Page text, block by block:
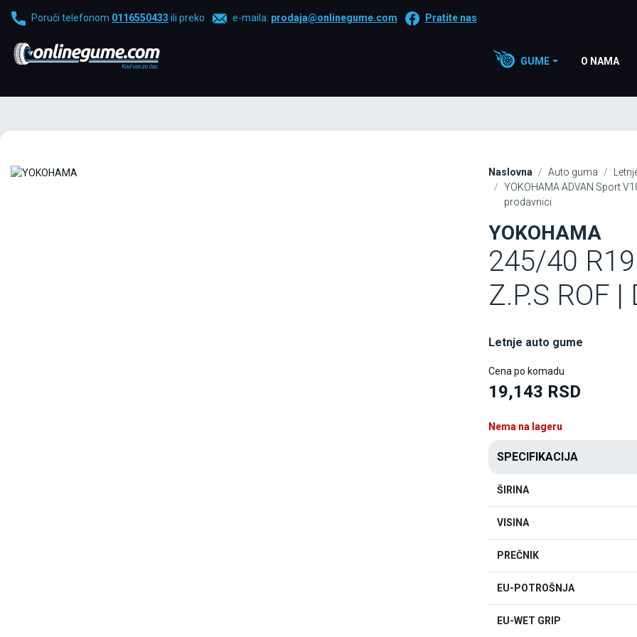
Poruči telefonom 0116550433 ili preko e-maila: prodaja@onlinegume.com Pratite nas
GUME O NAMA
Naslovna Auto guma
YOKOHAMA ADVAN Sport
prodavnici
YOKOHAMA
245/40
Z.P.S ROF
Letnje auto gume
Cena po komadu
19,143 RSD
Nema na lageru
SPECIFIKACIJA
ŠIRINA
VISINA
PREČNIK
EU-POTROŠNJA
EU-WET GRIP